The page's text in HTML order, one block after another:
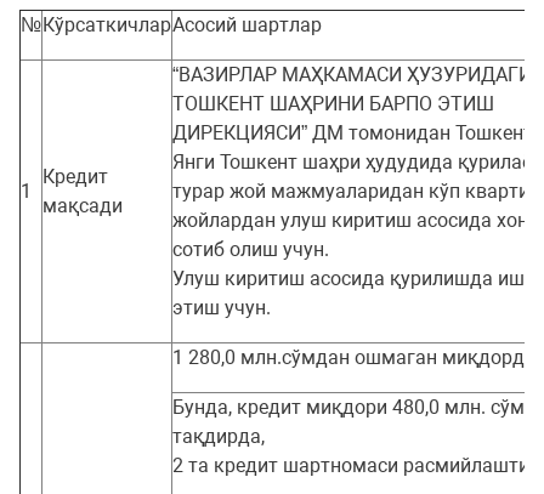
№КўрсаткичларАсосий шартлар
1
Кредит
мақсади
“ВАЗИРЛАР МАҲКАМАСИ ҲУЗУРИДАГИ
ТОШКЕНТ ШАҲРИНИ БАРПО ЭТИШ
ДИРЕКЦИЯСИ” ДМ томонидан Тошкент
Янги Тошкент шаҳри ҳудудида
турар жой мажмуаларидан кўп
жойлардан улуш киритиш асосида
сотиб олиш учун.
Улуш киритиш асосида қурилишда
этиш учун.
1 280,0 млн.сўмдан ошмаган миқдорда.
Бунда, кредит миқдори 480,0 млн.
тақдирда,
2 та кредит шартномаси